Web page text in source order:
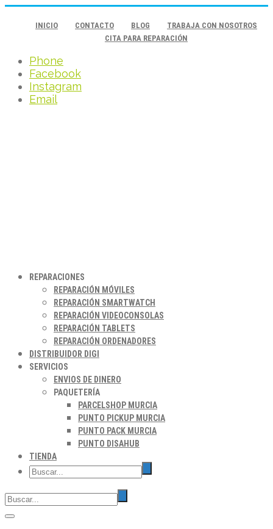
INICIO CONTACTO BLOG
TRABAJA CON NOSOTROS
CITA PARA REPARACIÓN
Phone
Facebook
Instagram
Email
REPARACIONES
REPARACIÓN MÓVILES
REPARACIÓN SMARTWATCH
REPARACIÓN VIDEOCONSOLAS
REPARACIÓN TABLETS
REPARACIÓN ORDENADORES
DISTRIBUIDOR DIGI
SERVICIOS
ENVIOS DE DINERO
PAQUETERÍA
PARCELSHOP MURCIA
PUNTO PICKUP MURCIA
PUNTO PACK MURCIA
PUNTO DISAHUB
TIENDA